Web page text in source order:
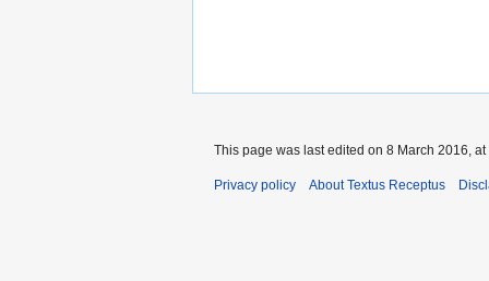
This page was last edited on 8 March 2016, at
Privacy policy About Textus Receptus